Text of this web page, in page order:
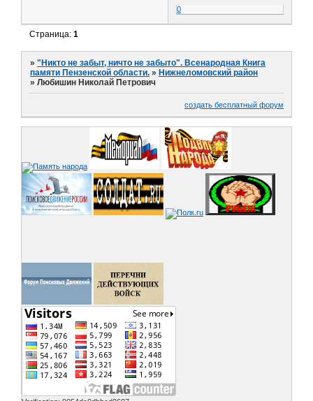
0
Страница:1
»"Никто не забыт, ничто не забыто". Всенародная Книга
памяти Пензенской области. » Нижнеломовский район
»Любишин Николай Петрович
создать бесплатный форум